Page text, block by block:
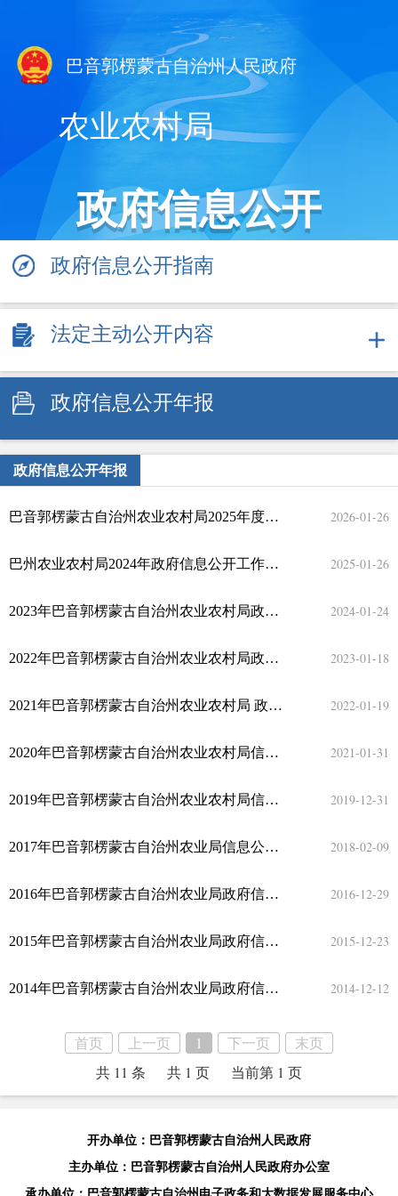
巴音郭楞蒙古自治州人民政府
农业农村局
政府信息公开
政府信息公开指南
法定主动公开内容
政府信息公开年报
政府信息公开年报
巴音郭楞蒙古自治州农业农村局2025年度政府信息公开工作年度报告 2026-01-26
巴州农业农村局2024年政府信息公开工作年度报告 2025-01-26
2023年巴音郭楞蒙古自治州农业农村局政府信息公开工作年度报告 2024-01-24
2022年巴音郭楞蒙古自治州农业农村局政府信息公开工作年度报告 2023-01-18
2021年巴音郭楞蒙古自治州农业农村局 政府信息公开工作年度报告 2022-01-19
2020年巴音郭楞蒙古自治州农业农村局信息公开工作年度报告 2021-01-31
2019年巴音郭楞蒙古自治州农业农村局信息公开工作年度报告 2019-12-31
2017年巴音郭楞蒙古自治州农业局信息公开年度报告 2018-02-09
2016年巴音郭楞蒙古自治州农业局政府信息公开年度报告 2016-12-29
2015年巴音郭楞蒙古自治州农业局政府信息公开年度报告 2015-12-23
2014年巴音郭楞蒙古自治州农业局政府信息公开年度报告 2014-12-12
首页 上一页 1 下一页
末页
共 11 条
共 1 页 当前第 1 页
开办单位：巴音郭楞蒙古自治州人民政府
主办单位：巴音郭楞蒙古自治州人民政府办公室